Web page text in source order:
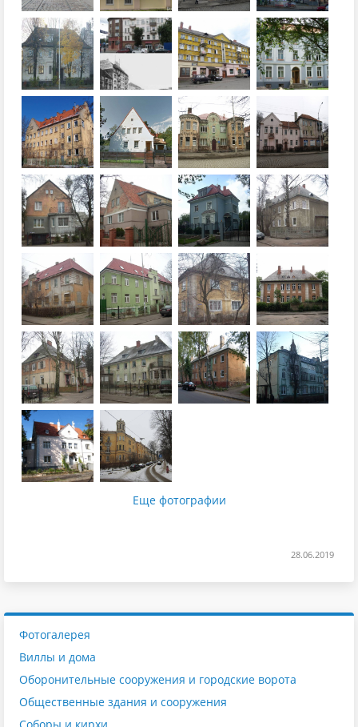
Еще фотографии
28.06.2019
Фотогалерея
Виллы и дома
Оборонительные сооружения и городские ворота
Общественные здания и сооружения